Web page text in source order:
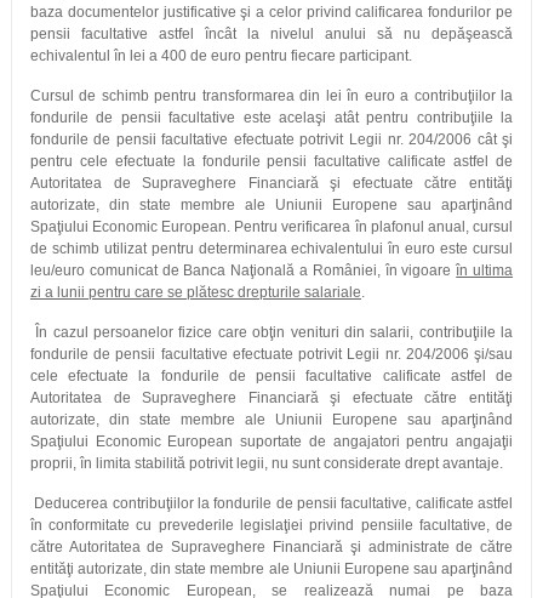
baza documentelor justificative şi a celor privind calificarea fondurilor pe
pensii facultative astfel încât la nivelul anului să nu depăşească
echivalentul în lei a 400 de euro pentru fiecare participant.
Cursul de schimb pentru transformarea din lei în euro a contribuţiilor la
fondurile de pensii facultative este acelaşi atât pentru contribuţiile la
fondurile de pensii facultative efectuate potrivit Legii nr. 204/2006 cât şi
pentru cele efectuate la fondurile pensii facultative calificate astfel de
Autoritatea de Supraveghere Financiară şi efectuate către entităţi
autorizate, din state membre ale Uniunii Europene sau aparţinând
Spaţiului Economic European. Pentru verificarea în plafonul anual, cursul
de schimb utilizat pentru determinarea echivalentului în euro este cursul
leu/euro comunicat de Banca Naţională a României, în vigoareîn ultima
zi a lunii pentru care se plătesc drepturile salariale.
În cazul persoanelor fizice care obţin venituri din salarii, contribuţiile la
fondurile de pensii facultative efectuate potrivit Legii nr. 204/2006 şi/sau
cele efectuate la fondurile de pensii facultative calificate astfel de
Autoritatea de Supraveghere Financiară şi efectuate către entităţi
autorizate, din state membre ale Uniunii Europene sau aparţinând
Spaţiului Economic European suportate de angajatori pentru angajaţii
proprii, în limita stabilită potrivit legii, nu sunt considerate drept avantaje.
Deducerea contribuţiilor la fondurile de pensii facultative, calificate astfel
în conformitate cu prevederile legislaţiei privind pensiile facultative, de
către Autoritatea de Supraveghere Financiară şi administrate de către
entităţi autorizate, din state membre ale Uniunii Europene sau aparţinând
Spaţiului Economic European, se realizează numai pe baza